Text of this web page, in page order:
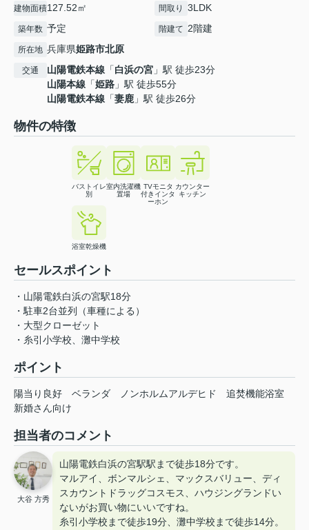
建物面積127.52㎡ 間取り 3LDK
築年数 予定 階建て 2階建
所在地 兵庫県姫路市北原
交通 山陽電鉄本線 「白浜の宮 」駅 徒歩23分
山陽本線 「姫路 」駅 徒歩55分
山陽電鉄本線 「妻鹿」駅 徒歩26分
物件の特徴
バストイレ
別
室内洗濯機
置場
TVモニタ
付きインタ
ーホン
カウンター
キッチン
浴室乾燥機
セールスポイント
・山陽電鉄白浜の宮駅18分
・駐車2台並列（車種による）
・大型クローゼット
・糸引小学校、灘中学校
ポイント
陽当り良好 ベランダ ノンホルムアルデヒド
追焚機能浴室
新婚さん向け
担当者のコメント
大谷 方秀
山陽電鉄白浜の宮駅駅まで徒歩18分です。
マルアイ、ボンマルシェ、マックスバリュー、ディ
スカウントドラッグコスモス、ハウジングランドい
ないがお買い物にいいですね。
糸引小学校まで徒歩19分、灘中学校まで徒歩14分。